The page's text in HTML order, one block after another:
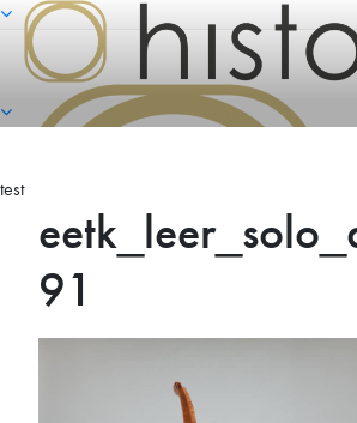
Naar
inhoud
springen
test
91